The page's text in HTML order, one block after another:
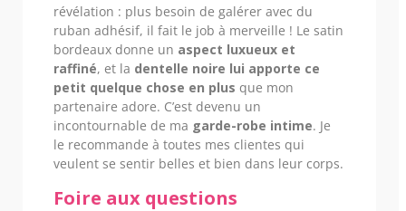
révélation : plus besoin de galérer avec du
ruban adhésif, il fait le job à merveille ! Le satin
bordeaux donne un aspect luxueux et
raffiné, et la dentelle noire lui apporte ce
petit quelque chose en plus que mon
partenaire adore. C’est devenu un
incontournable de ma garde-robe intime. Je
le recommande à toutes mes clientes qui
veulent se sentir belles et bien dans leur corps.
Foire aux questions